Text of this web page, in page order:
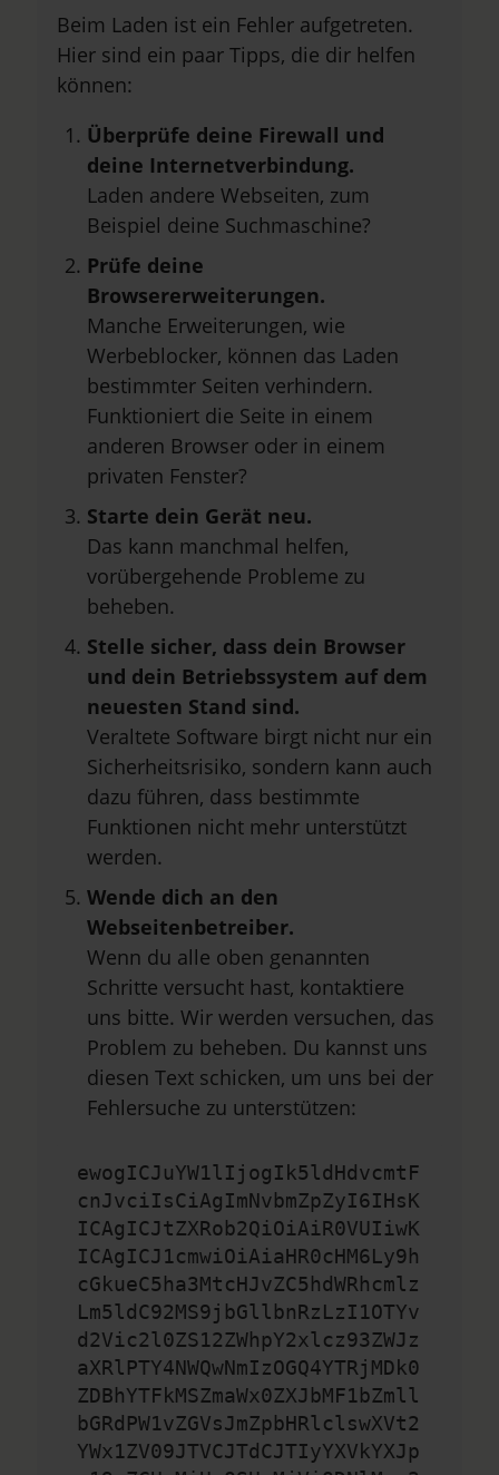
Beim Laden ist ein Fehler aufgetreten.
Hier sind ein paar Tipps, die dir helfen
können:
Überprüfe deine Firewall und
deine Internetverbindung.
Laden andere Webseiten, zum
Beispiel deine Suchmaschine?
Prüfe deine
Browsererweiterungen.
Manche Erweiterungen, wie
Werbeblocker, können das Laden
bestimmter Seiten verhindern.
Funktioniert die Seite in einem
anderen Browser oder in einem
privaten Fenster?
Starte dein Gerät neu.
Das kann manchmal helfen,
vorübergehende Probleme zu
beheben.
Stelle sicher, dass dein Browser
und dein Betriebssystem auf dem
neuesten Stand sind.
Veraltete Software birgt nicht nur ein
Sicherheitsrisiko, sondern kann auch
dazu führen, dass bestimmte
Funktionen nicht mehr unterstützt
werden.
Wende dich an den
Webseitenbetreiber.
Wenn du alle oben genannten
Schritte versucht hast, kontaktiere
uns bitte. Wir werden versuchen, das
Problem zu beheben. Du kannst uns
diesen Text schicken, um uns bei der
Fehlersuche zu unterstützen:
ewogICJuYW1lIjogIk5ldHdvcmtF
cnJvciIsCiAgImNvbmZpZyI6IHsK
ICAgICJtZXRob2QiOiAiR0VUIiwK
ICAgICJ1cmwiOiAiaHR0cHM6Ly9h
cGkueC5ha3MtcHJvZC5hdWRhcmlz
Lm5ldC92MS9jbGllbnRzLzI1OTYv
d2Vic2l0ZS12ZWhpY2xlcz93ZWJz
aXRlPTY4NWQwNmIzOGQ4YTRjMDk0
ZDBhYTFkMSZmaWx0ZXJbMF1bZmll
bGRdPW1vZGVsJmZpbHRlclswXVt2
YWx1ZV09JTVCJTdCJTIyYXVkYXJp